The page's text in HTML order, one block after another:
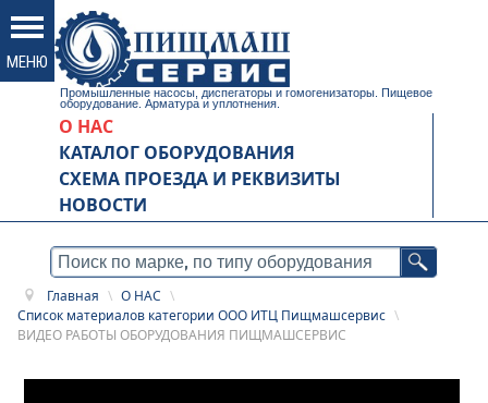
Промышленные насосы, диспегаторы и гомогенизаторы. Пищевое
оборудование. Арматура и уплотнения.
О НАС
КАТАЛОГ ОБОРУДОВАНИЯ
СХЕМА ПРОЕЗДА И РЕКВИЗИТЫ
НОВОСТИ
Главная \ О НАС \
Список материалов категории ООО ИТЦ Пищмашсервис \
ВИДЕО РАБОТЫ ОБОРУДОВАНИЯ ПИЩМАШСЕРВИС